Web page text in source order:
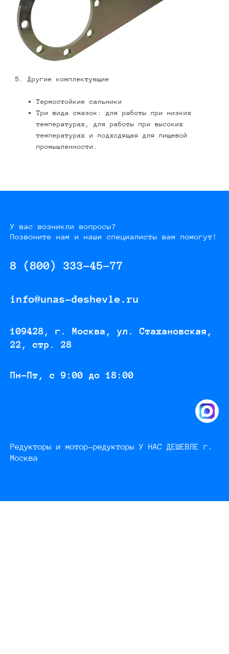
5. Другие комплектующие
Термостойкие сальники
Три вида смазок: для работы при низких
температурах, для работы при высоких
температурах и подходящая для пищевой
промышленности.
У вас возникли вопросы?
Позвоните нам и наши специалисты вам помогут!
8 (800) 333-45-77
info@unas-deshevle.ru
109428, г. Москва, ул. Стахановская,
22, стр. 28
Пн-Пт, с 9:00 до 18:00
Редукторы и мотор-редукторы У НАС ДЕШЕВЛЕ г.
Москва